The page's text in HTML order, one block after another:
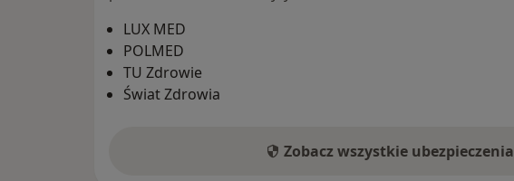
LUX MED
POLMED
TU Zdrowie
Świat Zdrowia
Zobacz wszystkie ubezpieczenia